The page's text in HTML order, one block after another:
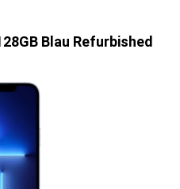
Blau Refurbished